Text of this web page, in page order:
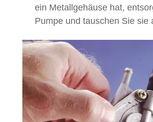
ein Metallgehäuse hat,
Pumpe und tauschen Sie sie